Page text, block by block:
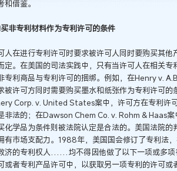
和借鉴。
非专利材料作为专利许可的条件
人在进行专利许可时要求被许可人同时要购买其
定。在美国的司法实践中，只有当许可人在相关
专利商品与专利许可的捆绑。例如，在Henry v.
被许可方同时需要购买墨水和纸张作为专利许可
Corp. v. United States案中，许可方在专利许
非法的；在Dawson Chem Co. v. Rohm & Haas
化学品为条件则被法院认定是合法的。美国法院
有市场支配力。1988年，美国国会修订了专利法
济的专利权人……均不得因他做了以下一项或多
或者专利产品许可中，以获取另一项专利的许可